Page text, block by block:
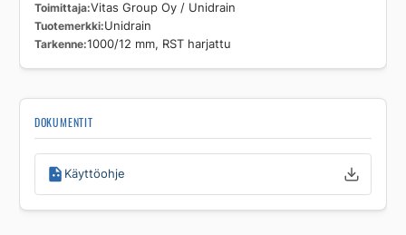
Toimittaja Vitas Group Oy / Unidrain
Tuotemerkki Unidrain
Tarkenne 1000/12 mm, RST harjattu
DOKUMENTIT
Käyttöohje